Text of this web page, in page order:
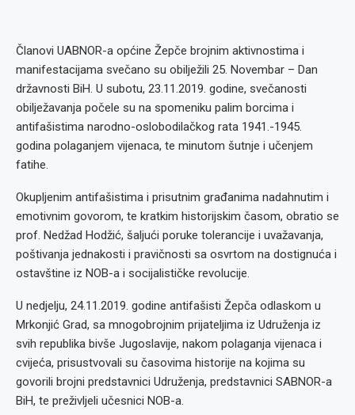
Članovi UABNOR-a općine Žepče brojnim aktivnostima i
manifestacijama svečano su obilježili 25. Novembar – Dan
državnosti BiH. U subotu, 23.11.2019. godine, svečanosti
obilježavanja počele su na spomeniku palim borcima i
antifašistima narodno-oslobodilačkog rata 1941.-1945.
godina polaganjem vijenaca, te minutom šutnje i učenjem
fatihe.
Okupljenim antifašistima i prisutnim građanima nadahnutim i
emotivnim govorom, te kratkim historijskim časom, obratio se
prof. Nedžad Hodžić, šaljući poruke tolerancije i uvažavanja,
poštivanja jednakosti i pravičnosti sa osvrtom na dostignuća i
ostavštine iz NOB-a i socijalističke revolucije.
U nedjelju, 24.11.2019. godine antifašisti Žepča odlaskom u
Mrkonjić Grad, sa mnogobrojnim prijateljima iz Udruženja iz
svih republika bivše Jugoslavije, nakom polaganja vijenaca i
cvijeća, prisustvovali su časovima historije na kojima su
govorili brojni predstavnici Udruženja, predstavnici SABNOR-a
BiH, te preživljeli učesnici NOB-a.